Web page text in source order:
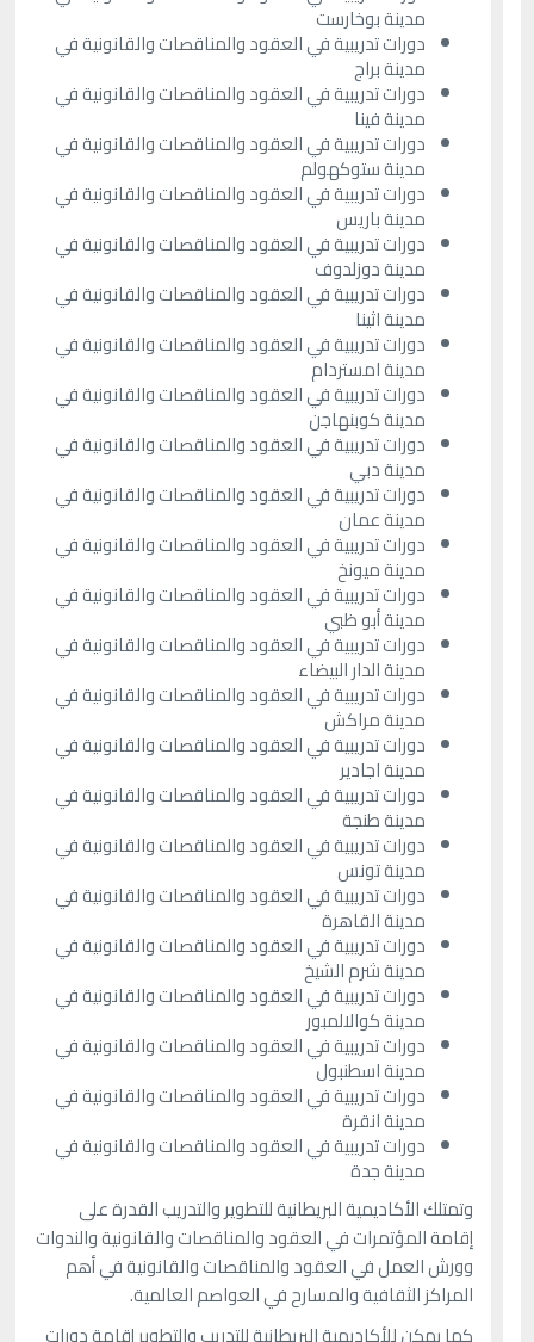
مدينة بوخارست
دورات تدريبية في العقود والمناقصات والقانونية في
مدينة براج
دورات تدريبية في العقود والمناقصات والقانونية في
مدينة فينا
دورات تدريبية في العقود والمناقصات والقانونية في
مدينة ستوكهولم
دورات تدريبية في العقود والمناقصات والقانونية في
مدينة باريس
دورات تدريبية في العقود والمناقصات والقانونية في
مدينة دوزلدوف
دورات تدريبية في العقود والمناقصات والقانونية في
مدينة اثينا
دورات تدريبية في العقود والمناقصات والقانونية في
مدينة امستردام
دورات تدريبية في العقود والمناقصات والقانونية في
مدينة كوبنهاجن
دورات تدريبية في العقود والمناقصات والقانونية في
مدينة دبي
دورات تدريبية في العقود والمناقصات والقانونية في
مدينة عمان
دورات تدريبية في العقود والمناقصات والقانونية في
مدينة ميونخ
دورات تدريبية في العقود والمناقصات والقانونية في
مدينة أبو ظبي
دورات تدريبية في العقود والمناقصات والقانونية في
مدينة الدار البيضاء
دورات تدريبية في العقود والمناقصات والقانونية في
مدينة مراكش
دورات تدريبية في العقود والمناقصات والقانونية في
مدينة اجادير
دورات تدريبية في العقود والمناقصات والقانونية في
مدينة طنجة
دورات تدريبية في العقود والمناقصات والقانونية في
مدينة تونس
دورات تدريبية في العقود والمناقصات والقانونية في
مدينة القاهرة
دورات تدريبية في العقود والمناقصات والقانونية في
مدينة شرم الشيخ
دورات تدريبية في العقود والمناقصات والقانونية في
مدينة كوالالمبور
دورات تدريبية في العقود والمناقصات والقانونية في
مدينة اسطنبول
دورات تدريبية في العقود والمناقصات والقانونية في
مدينة انقرة
دورات تدريبية في العقود والمناقصات والقانونية في
مدينة جدة
وتمتلك الأكاديمية البريطانية للتطوير والتدريب القدرة على
إقامة المؤتمرات في العقود والمناقصات والقانونية والندوات
وورش العمل في العقود والمناقصات والقانونية في أهم
المراكز الثقافية والمسارح في العواصم العالمية.
كما يمكن للأكاديمية البريطانية للتدريب والتطوير إقامة دورات